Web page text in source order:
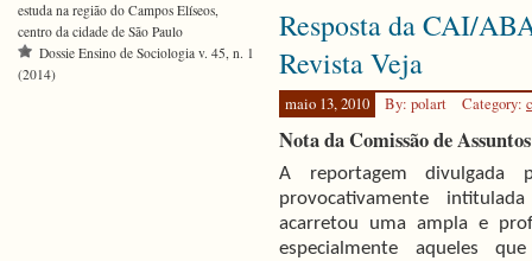
exige
de
Resposta da CAI/
Revista Veja
maio 13, 2010 By: polart Category:
Nota da Comissão de
A reportagem divulgada
provocativamente
acarretou uma ampla e
especialmente aqueles
estuda na região do Campos Elíseos,
centro da cidade de São Paulo
Dossie Ensino de Sociologia v. 45, n. 1
(2014)